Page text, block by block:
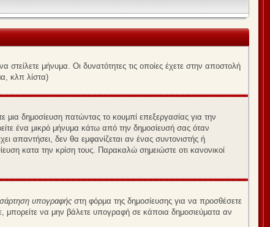
μήνυμα. Οι δυνατότητες τις οποίες έχετε στην αποστολή
κλπ λίστα)
μια δημοσίευση πατώντας το κουμπί επεξεργασίας για την
ένα μικρό μήνυμα κάτω από την δημοσίευσή σας όταν
απαντήσει, δεν θα εμφανίζεται αν ένας συντονιστής ή
κατα την κρίση τους. Παρακαλώ σημειώστε οτι κανονικοί
υπογραφής στη φόρμα της δημοσίευσης για να προσθέσετε
να μην βάλετε υπογραφή σε κάποια δημοσιεύματα αν